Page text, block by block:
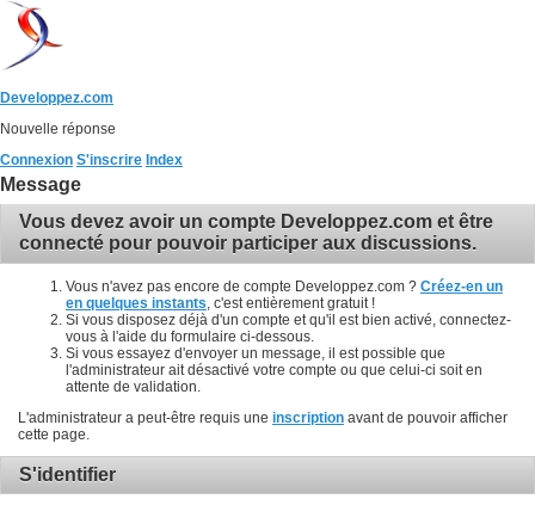
Developpez.com
Nouvelle réponse
Connexion S'inscrire Index
Message
Vous devez avoir un compte Developpez.com et être
connecté pour pouvoir participer aux discussions.
Vous n'avez pas encore de compte Developpez.com ? Créez-en un
en quelques instants , c'est entièrement gratuit !
Si vous disposez déjà d'un compte et qu'il est bien activé, connectez-
vous à l'aide du formulaire ci-dessous.
Si vous essayez d'envoyer un message, il est possible que
l'administrateur ait désactivé votre compte ou que celui-ci soit en
attente de validation.
L'administrateur a peut-être requis une inscription avant de pouvoir afficher
cette page.
S'identifier